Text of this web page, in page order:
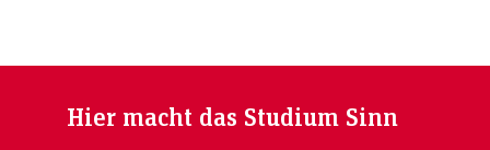
Hier macht das Studium Sinn